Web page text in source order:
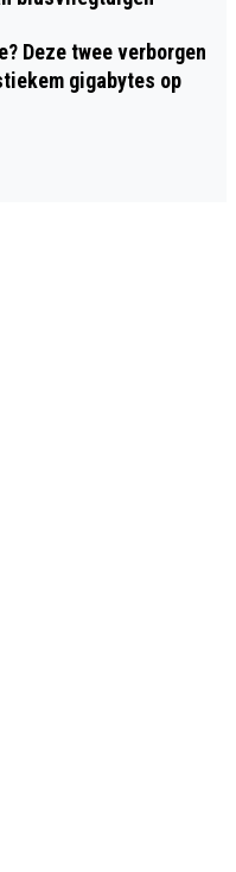
Deze twee verborgen
gigabytes op